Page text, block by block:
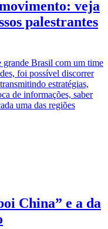
veja
palestrantes
Brasil com um time
foi possível discorrer
estratégias,
de informações, saber
uma das regiões
China” e a da